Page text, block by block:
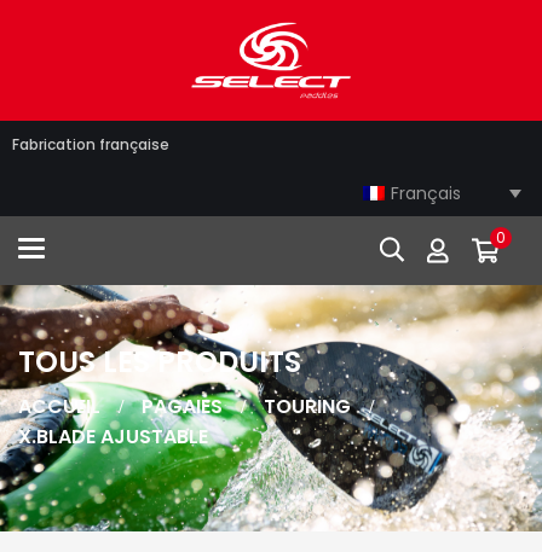
Fabrication française
Français
Toggle navigation 0
TOUS LES PRODUITS
ACCUEIL PAGAIES
TOURING
X.BLADE AJUSTABLE